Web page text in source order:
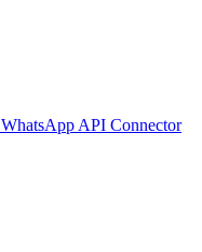
WhatsApp API Connector